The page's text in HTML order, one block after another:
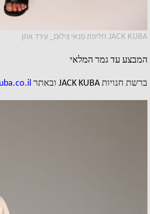
JACK KUBA חליפת פנאי צילום_ עירד אוזן
המבצע עד גמר המלאי
ברשת חנויותJACK KUBA ובאתר